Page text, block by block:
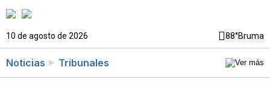
10 de agosto de 2026 88°Bruma
Noticias Tribunales